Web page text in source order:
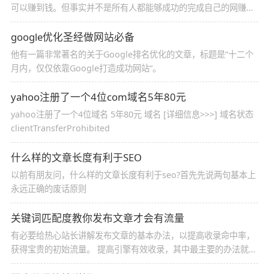
可以赚到钱。但事实并不是所有人都能够成功的完成自己的网赚事
业，他们面临的更多是上当受骗，接受的是非法网上赚钱的陷阱。
google优化圣经做网站必备
他有一篇非常著名的关于Google排名优化的文章，标题是”十二个
月内，仅仅依靠Google打造成功网站“。
yahoo注册了一个4位com域名5年80元
yahoo注册了一个4位域名 5年80元 域名 [详细信息>>>] 域名状态
clientTransferProhibited
什么样的文章长度有利于SEO
以前有朋友问，什么样的文章长度有利于seo?首先先说两句基本上
永远正确的废话原则
关键词匹配度教你发布文章才会有流量
有必要给热心站长讲解发布文章的基本办法，以提高收录命中率，
获得宝贵的初始流量。 提高引擎有效收录，其中最主要的办法就是
提高“关键词匹配度”。 所谓关键词就是人们使用引擎找信息的时候